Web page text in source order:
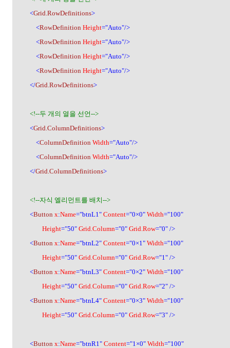
<Grid.RowDefinitions>
<RowDefinition Height="Auto"/>
<RowDefinition Height="Auto"/>
<RowDefinition Height="Auto"/>
<RowDefinition Height="Auto"/>
</Grid.RowDefinitions>
<!--두 개의 열을 선언-->
<Grid.ColumnDefinitions>
<ColumnDefinition Width="Auto"/>
<ColumnDefinition Width="Auto"/>
</Grid.ColumnDefinitions>
<!--자식 엘리먼트를 배치-->
<Button x:Name="btnL1" Content="0×0" Width="100"
Height="50" Grid.Column="0" Grid.Row="0" />
<Button x:Name="btnL2" Content="0×1" Width="100"
Height="50" Grid.Column="0" Grid.Row="1" />
<Button x:Name="btnL3" Content="0×2" Width="100"
Height="50" Grid.Column="0" Grid.Row="2" />
<Button x:Name="btnL4" Content="0×3" Width="100"
Height="50" Grid.Column="0" Grid.Row="3" />
<Button x:Name="btnR1" Content="1 ×0" Width="100"